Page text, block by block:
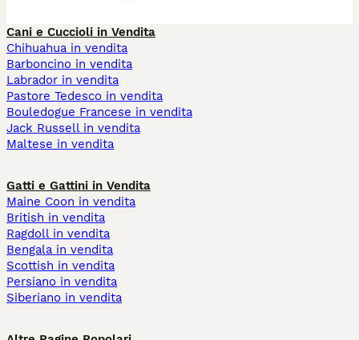
Cani e Cuccioli in Vendita
Chihuahua in vendita
Barboncino in vendita
Labrador in vendita
Pastore Tedesco in vendita
Bouledogue Francese in vendita
Jack Russell in vendita
Maltese in vendita
Gatti e Gattini in Vendita
Maine Coon in vendita
British in vendita
Ragdoll in vendita
Bengala in vendita
Scottish in vendita
Persiano in vendita
Siberiano in vendita